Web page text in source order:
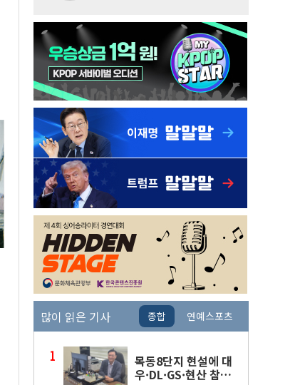
많이 읽은 기사 종합 연예스포츠
목동8단지 현설에 대
우·DL·GS·현산 참